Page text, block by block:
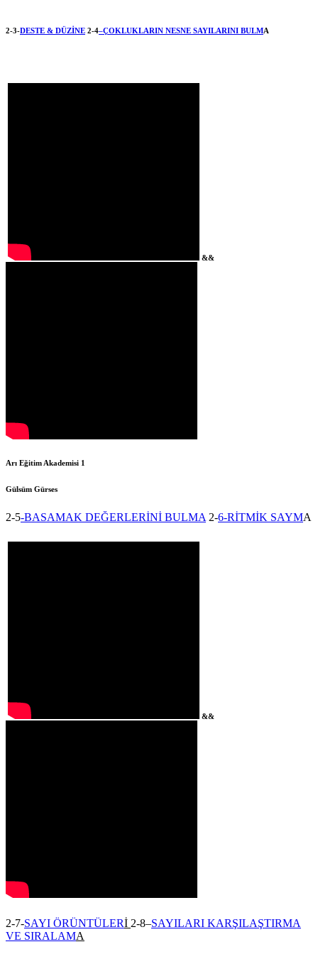
2-3-DESTE & DÜZİNE 2-4–ÇOKLUKLARIN NESNE SAYILARINI BULMA
&&
Arı Eğitim Akademisi 1
Gülsüm Gürses
2-5-BASAMAK DEĞERLERİNİ BULMA 2-6-RİTMİK SAYMA
&&
2-7-SAYI ÖRÜNTÜLERİ 2-8–SAYILARI KARŞILAŞTIRMA
VE SIRALAMA